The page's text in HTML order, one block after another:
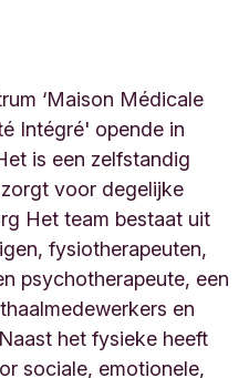
‘Maison Médicale
Intégré' opende in
is een zelfstandig
voor degelijke
Het team bestaat uit
fysiotherapeuten,
psychotherapeute, een
en
het fysieke heeft
sociale, emotionele,